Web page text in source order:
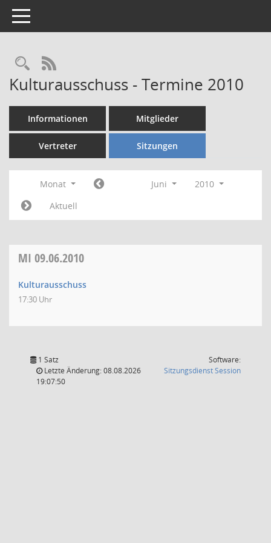
Toggle navigation
Rechercheauswahl
RSS-Feed
Kulturausschuss - Termine 2010
Informationen Mitglieder
Vertreter Sitzungen
Monat Juni
2010
Aktuell
MI 09.06.2010
Kulturausschuss
17:30 Uhr
1 Satz
Letzte Änderung: 08.08.2026
19:07:50
Software:
SitzungsdienstSession(Wird in